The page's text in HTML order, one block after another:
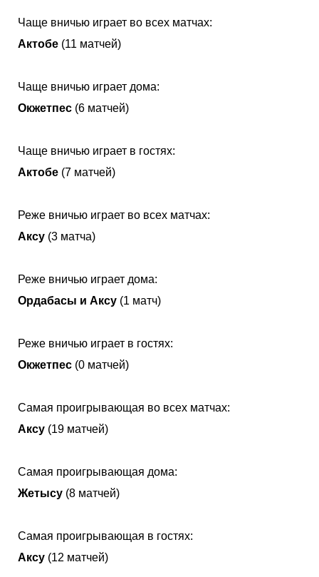
Чаще вничью играет во всех матчах:
Актобе (11 матчей)
Чаще вничью играет дома:
Окжетпес (6 матчей)
Чаще вничью играет в гостях:
Актобе (7 матчей)
Реже вничью играет во всех матчах:
Аксу (3 матча)
Реже вничью играет дома:
Ордабасы и Аксу (1 матч)
Реже вничью играет в гостях:
Окжетпес (0 матчей)
Самая проигрывающая во всех матчах:
Аксу (19 матчей)
Самая проигрывающая дома:
Жетысу (8 матчей)
Самая проигрывающая в гостях:
Аксу (12 матчей)